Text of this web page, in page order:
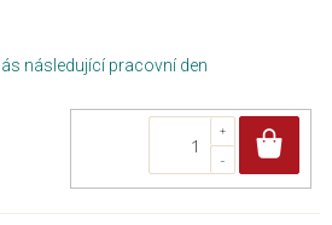
následující pracovní den